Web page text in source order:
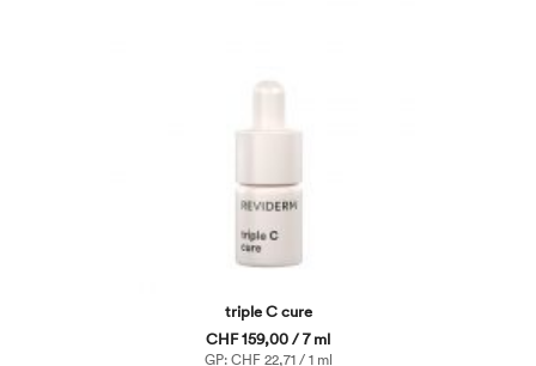
triple C cure
CHF 159,00 / 7 ml
GP: CHF 22,71 / 1 ml